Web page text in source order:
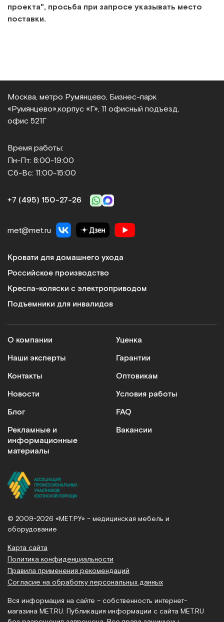
проекта", просьба при запросе указывать место
поставки.
Москва, метро Румянцево, Бизнес‑парк
«Румянцево», корпус «Г», 11 офисный подъезд,
офис 521Г
Время работы:
Пн-Пт: 8:00-19:00
Сб-Вс: 11:00-15:00
+7 (495) 150‑27‑26
met@met.ru
Кровати для домашнего ухода
Российское производство
Кресла-коляски с электроприводом
Подъемники для инвалидов
О компании
Наши эксперты
Контакты
Новости
Блог
Рекламные и
информационные
материалы
Уценка
Гарантии
Оптовикам
Условия работы
FAQ
Вакансии
© 2009-2026 «МЕТ.РУ» – медицинская мебель и
оборудование
Карта сайта
Политика конфиденциальности
Правила применения рекомендаций
Согласие на обработку персональных данных
Вся информация на сайте – собственность интернет-
магазина MET.RU. Публикация информации с сайта MET.RU